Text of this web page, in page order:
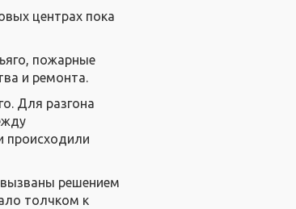
центрах пока
пожарные
и ремонта.
Для разгона
происходили
решением
толчком к